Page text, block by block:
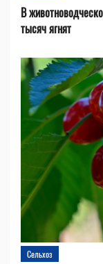
В
тысяч ягнят
Сельхоз